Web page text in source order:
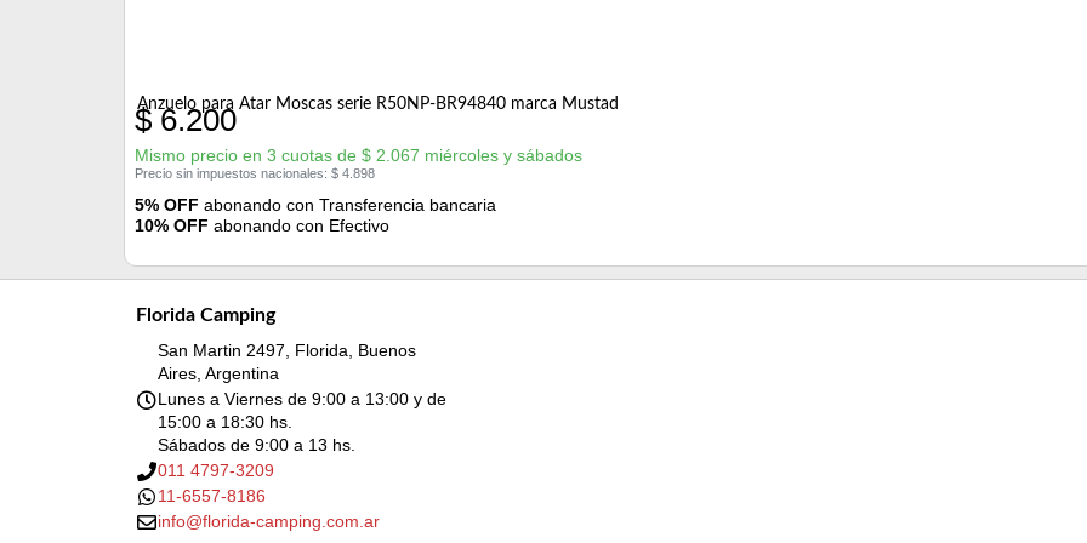
Anzuelo para Atar Moscas serie R50NP-BR94840 marca Mustad
$6.200
Mismo precio en 3 cuotas de $ 2.067 miércoles y sábados
Precio sin impuestos nacionales: $ 4.898
5% OFF abonando con Transferencia bancaria
10% OFF abonando con Efectivo
Florida Camping
San Martin 2497, Florida, Buenos
Aires, Argentina
Lunes a Viernes de 9:00 a 13:00 y de
15:00 a 18:30 hs.
Sábados de 9:00 a 13 hs.
011 4797-3209
11-6557-8186
info@florida-camping.com.ar